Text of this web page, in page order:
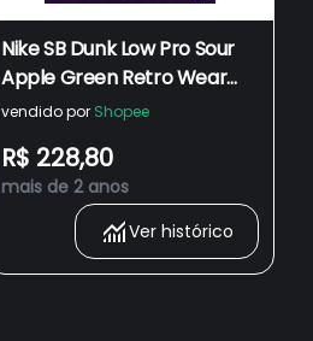
Nike SB Dunk Low Pro Sour
Apple Green Retro Wear
Resistente Ao Desgaste
Baixo Bege
vendido por Shopee
R$ 228,80
mais de 2 anos
Ver histórico